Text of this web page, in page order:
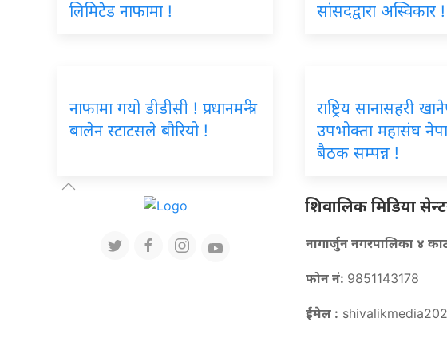
लिमिटेड नाफामा !
सांसदद्वारा अस्विकार !
नाफामा गयो डीडीसी ! प्रधानमन्त्री
बालेन स्टाटसले बौरियो !
राष्ट्रिय सानासहरी
उपभोक्ता महासंघ
बैठक सम्पन्न !
शिवालिक मिडिया
नागार्जुन नगरपालिका ४
फोन नं: 9851143178
ईमेल :